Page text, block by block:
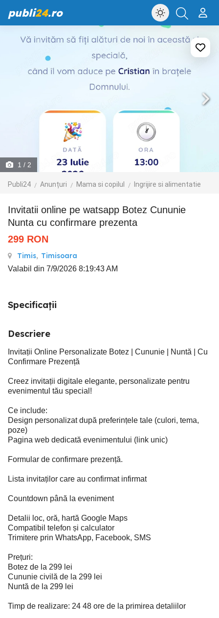
publi24.ro
1 / 2
Publi24 Anunțuri Mama si copilul Ingrijire si alimentatie
Invitatii online pe watsapp Botez Cununie
Nunta cu confirmare prezenta
299 RON
Timis, Timisoara
Valabil din 7/9/2026 8:19:43 AM
Specificații
Descriere
Invitații Online Personalizate Botez | Cununie | Nuntă | Cu
Confirmare Prezență
Creez invitații digitale elegante, personalizate pentru
evenimentul tău special!
Ce include:
Design personalizat după preferințele tale (culori, tema,
poze)
Pagina web dedicată evenimentului (link unic)
Formular de confirmare prezență.
Lista invitaților care au confirmat infirmat
Countdown până la eveniment
Detalii loc, oră, hartă Google Maps
Compatibil telefon și calculator
Trimitere prin WhatsApp, Facebook, SMS
Prețuri:
Botez de la 299 lei
Cununie civilă de la 299 lei
Nuntă de la 299 lei
Timp de realizare: 24 48 ore de la primirea detaliilor